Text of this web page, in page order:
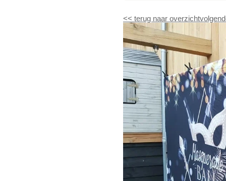
<< terug naar overzicht